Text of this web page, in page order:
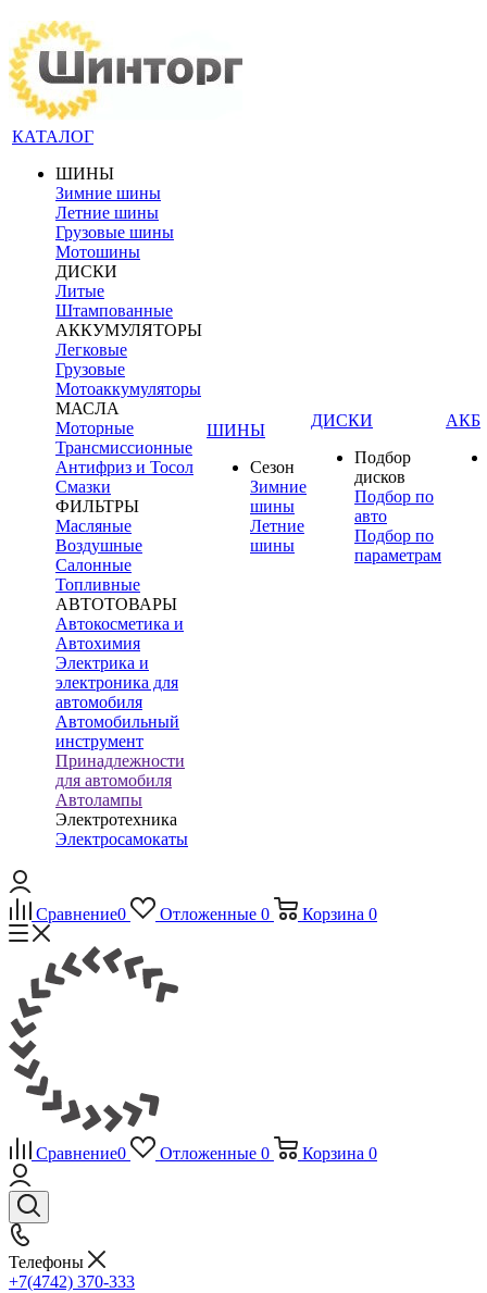
КАТАЛОГ
ШИНЫ
Зимние шины
Летние шины
Грузовые шины
Мотошины
ДИСКИ
Литые
Штампованные
АККУМУЛЯТОРЫ
Легковые
Грузовые
Мотоаккумуляторы
МАСЛА
Моторные
Трансмиссионные
Антифриз и Тосол
Смазки
ФИЛЬТРЫ
Масляные
Воздушные
Салонные
Топливные
АВТОТОВАРЫ
Автокосметика и
Автохимия
Электрика и
электроника для
автомобиля
Автомобильный
инструмент
Принадлежности
для автомобиля
Автолампы
Электротехника
Электросамокаты
ШИНЫ
Сезон
Зимние
шины
Летние
шины
ДИСКИ
Подбор
дисков
Подбор по
авто
Подбор по
параметрам
АКБ
Сравнение0 Отложенные 0 Корзина 0
Сравнение0 Отложенные 0 Корзина 0
Телефоны
+7(4742) 370-333